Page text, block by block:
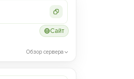
Сайт
Обзор сервера